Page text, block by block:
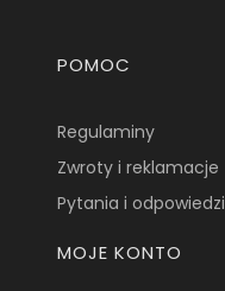
Linki w stopce
POMOC
Regulaminy
Zwroty i reklamacje
Pytania i odpowiedzi
MOJE KONTO